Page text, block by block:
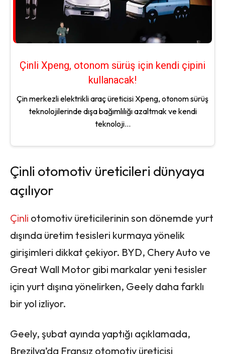
Çinli Xpeng, otonom sürüş için kendi çipini
kullanacak!
Çin merkezli elektrikli araç üreticisi Xpeng, otonom sürüş
teknolojilerinde dışa bağımlılığı azaltmak ve kendi
teknoloji...
Çinli otomotiv üreticileri dünyaya
açılıyor
Çinli otomotiv üreticilerinin son dönemde yurt
dışında üretim tesisleri kurmaya yönelik
girişimleri dikkat çekiyor. BYD, Chery Auto ve
Great Wall Motor gibi markalar yeni tesisler
için yurt dışına yönelirken, Geely daha farklı
bir yol izliyor.
Geely, şubat ayında yaptığı açıklamada,
Brezilya’da Fransız otomotiv üreticisi